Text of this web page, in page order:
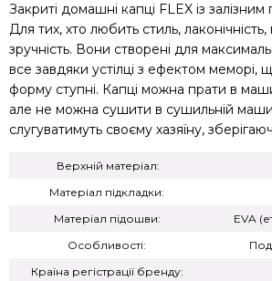
Закриті домашні капці FLEX із
Для тих, хто любить стиль, лаконічність,
зручність. Вони створені для
все завдяки устілці з ефектом меморі,
форму ступні. Капці можна прати в
але не можна сушити в сушильній
слугуватимуть своєму хазяїну,
Верхній матеріал:
Матеріал підкладки:
Матеріал підошви:
EVA
Особливості:
Країна регістрації бренду: